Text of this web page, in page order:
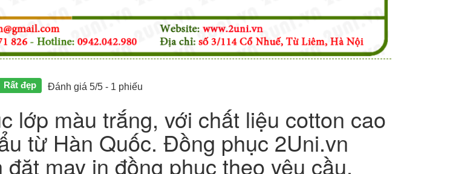
Rất đẹp Đánh giá 5/5 - 1 phiếu
lớp màu trắng, với chất liệu cotton cao
từ Hàn Quốc. Đồng phục 2Uni.vn
đặt may in đồng phục theo yêu cầu,